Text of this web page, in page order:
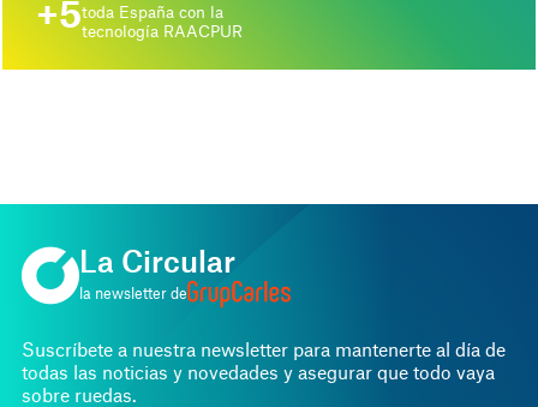
+5toda España con la
tecnología RAACPUR
La Circular
la newsletter de
Suscríbete a nuestra newsletter para mantenerte al día de
todas las noticias y novedades y asegurar que todo vaya
sobre ruedas.